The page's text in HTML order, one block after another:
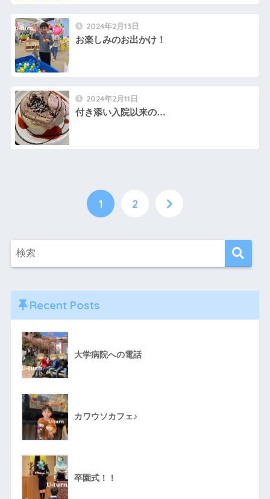
2024年2月13日
お楽しみのお出かけ！
2024年2月11日
付き添い入院以来の…
1 2
Recent Posts
大学病院への電話
カワウソカフェ♪
卒園式！！